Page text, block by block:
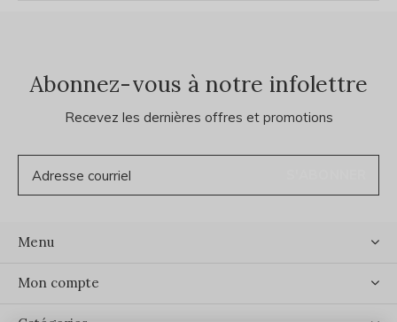
Abonnez-vous à notre infolettre
Recevez les dernières offres et promotions
Menu
Mon compte